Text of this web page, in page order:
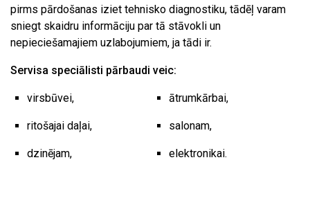
pirms pārdošanas iziet tehnisko diagnostiku, tādēļ varam
sniegt skaidru informāciju par tā stāvokli un
nepieciešamajiem uzlabojumiem, ja tādi ir.
Servisa speciālisti pārbaudi veic:
virsbūvei,
ritošajai daļai,
dzinējam,
ātrumkārbai,
salonam,
elektronikai.